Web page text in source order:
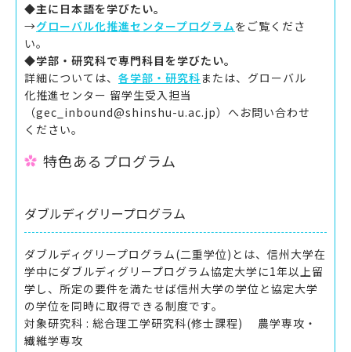
◆主に⽇本語を学びたい。
→グローバル化推進センタープログラムをご覧くださ
い。
◆学部・研究科で専⾨科⽬を学びたい。
詳細については、 各学部・研究科または、グローバル
化推進センター 留学生受入担当
（gec_inbound@shinshu-u.ac.jp）へお問い合わせ
ください。
特色あるプログラム
ダブルディグリープログラム
ダブルディグリープログラム(二重学位)とは、信州大学在
学中にダブルディグリープログラム協定大学に1年以上留
学し、所定の要件を満たせば信州大学の学位と協定大学
の学位を同時に取得できる制度です。
対象研究科 : 総合理工学研究科(修士課程) 農学専攻・
繊維学専攻